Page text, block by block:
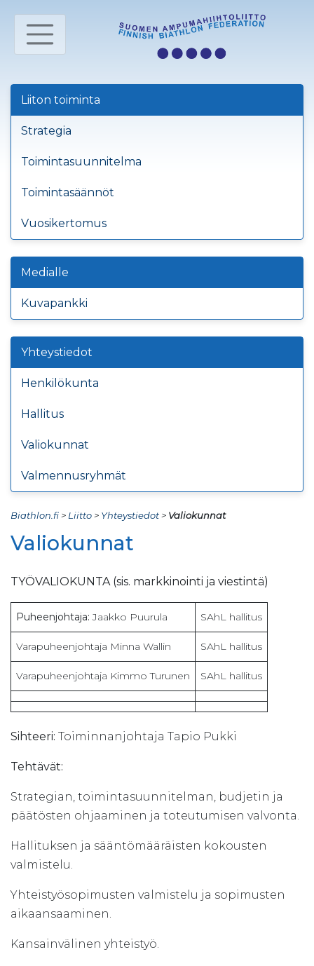
Liiton toiminta
Strategia
Toimintasuunnitelma
Toimintasäännöt
Vuosikertomus
Medialle
Kuvapankki
Yhteystiedot
Henkilökunta
Hallitus
Valiokunnat
Valmennusryhmät
Biathlon.fi> Liitto> Yhteystiedot> Valiokunnat
Valiokunnat
TYÖVALIOKUNTA (sis. markkinointi ja viestintä)
Puheenjohtaja: Jaakko Puurula SAhL hallitus
Varapuheenjohtaja Minna Wallin SAhL hallitus
Varapuheenjohtaja Kimmo Turunen SAhL hallitus
Sihteeri: Toiminnanjohtaja Tapio Pukki
Tehtävät:
Strategian, toimintasuunnitelman, budjetin ja
päätösten ohjaaminen ja toteutumisen valvonta.
Hallituksen ja sääntömääräisten kokousten
valmistelu.
Yhteistyösopimusten valmistelu ja sopimusten
aikaansaaminen.
Kansainvälinen yhteistyö.